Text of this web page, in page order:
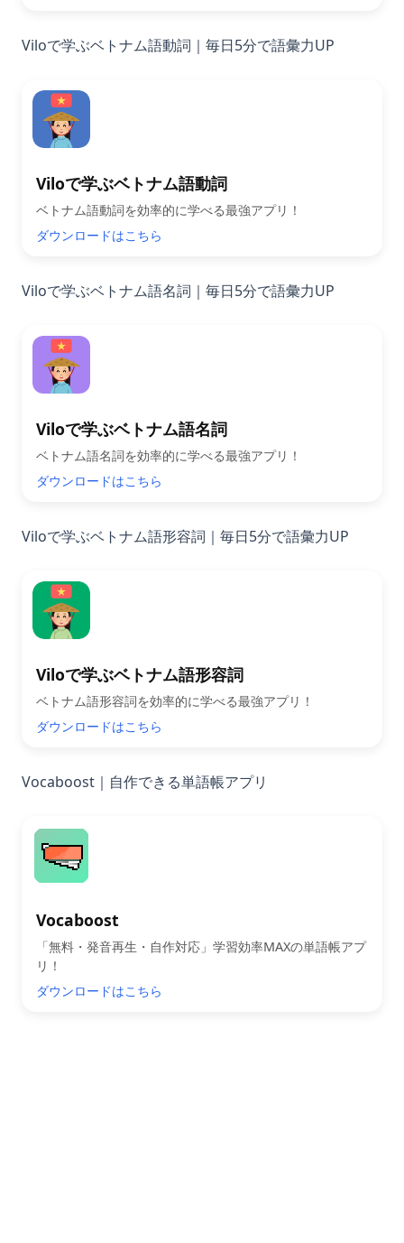
Viloで学ぶベトナム語動詞｜毎日5分で語彙力UP
Viloで学ぶベトナム語動詞
ベトナム語動詞を効率的に学べる最強アプリ！
ダウンロードはこちら
Viloで学ぶベトナム語名詞｜毎日5分で語彙力UP
Viloで学ぶベトナム語名詞
ベトナム語名詞を効率的に学べる最強アプリ！
ダウンロードはこちら
Viloで学ぶベトナム語形容詞｜毎日5分で語彙力UP
Viloで学ぶベトナム語形容詞
ベトナム語形容詞を効率的に学べる最強アプリ！
ダウンロードはこちら
Vocaboost｜自作できる単語帳アプリ
Vocaboost
「無料・発音再生・自作対応」学習効率MAXの単語帳アプ
リ！
ダウンロードはこちら